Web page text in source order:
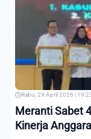
Rabu, 29 April 2026 |
Meranti Sabet
Kinerja